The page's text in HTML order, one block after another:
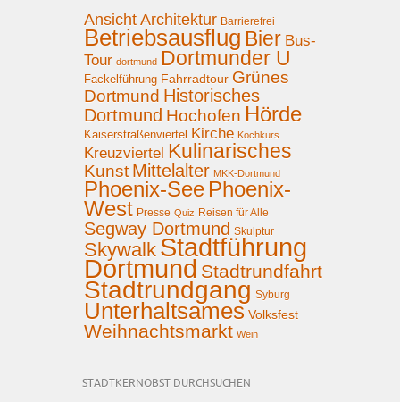
Ansicht Architektur Barrierefrei
Betriebsausflug Bier Bus-
Tour dortmund Dortmunder U
Fackelführung Fahrradtour Grünes
Dortmund Historisches
Dortmund Hochofen Hörde
Kaiserstraßenviertel Kirche Kochkurs
Kreuzviertel Kulinarisches
Kunst Mittelalter MKK-Dortmund
Phoenix-See Phoenix-
West Presse Quiz Reisen für Alle
Segway Dortmund Skulptur
Skywalk Stadtführung
Dortmund Stadtrundfahrt
Stadtrundgang Syburg
Unterhaltsames Volksfest
Weihnachtsmarkt Wein
STADTKERNOBST DURCHSUCHEN